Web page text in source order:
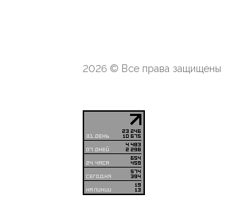
2026 © Все права защищены